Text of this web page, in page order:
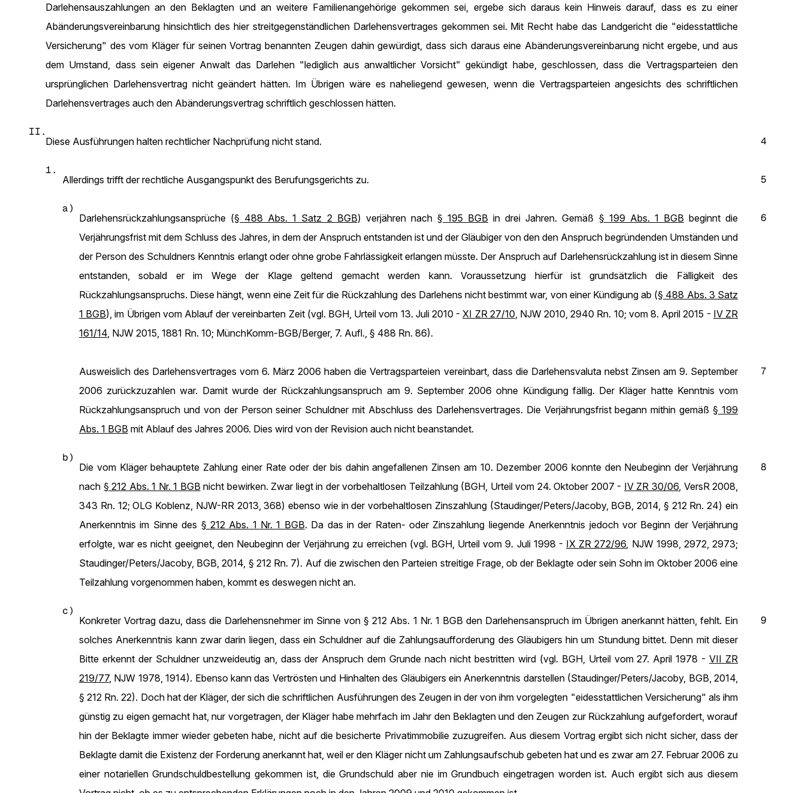
Darlehensauszahlungen an den Beklagten und an weitere Familienangehörige gekommen sei, ergebe sich daraus kein Hinweis darauf, dass es zu einer
Abänderungsvereinbarung hinsichtlich des hier streitgegenständlichen Darlehensvertrages gekommen sei. Mit Recht habe das Landgericht die "eidesstattliche
Versicherung" des vom Kläger für seinen Vortrag benannten Zeugen dahin gewürdigt, dass sich daraus eine Abänderungsvereinbarung nicht ergebe, und aus
dem Umstand, dass sein eigener Anwalt das Darlehen "lediglich aus anwaltlicher Vorsicht" gekündigt habe, geschlossen, dass die Vertragsparteien den
ursprünglichen Darlehensvertrag nicht geändert hätten. Im Übrigen wäre es naheliegend gewesen, wenn die Vertragsparteien angesichts des schriftlichen
Darlehensvertrages auch den Abänderungsvertrag schriftlich geschlossen hätten.
II.
4
Diese Ausführungen halten rechtlicher Nachprüfung nicht stand.
1.
5
Allerdings trifft der rechtliche Ausgangspunkt des Berufungsgerichts zu.
a)
6
Darlehensrückzahlungsansprüche (§ 488 Abs. 1 Satz 2 BGB) verjähren nach § 195 BGB in drei Jahren. Gemäß § 199 Abs. 1 BGB beginnt die
Verjährungsfrist mit dem Schluss des Jahres, in dem der Anspruch entstanden ist und der Gläubiger von den den Anspruch begründenden Umständen und
der Person des Schuldners Kenntnis erlangt oder ohne grobe Fahrlässigkeit erlangen müsste. Der Anspruch auf Darlehensrückzahlung ist in diesem Sinne
entstanden, sobald er im Wege der Klage geltend gemacht werden kann. Voraussetzung hierfür ist grundsätzlich die Fälligkeit des
Rückzahlungsanspruchs. Diese hängt, wenn eine Zeit für die Rückzahlung des Darlehens nicht bestimmt war, von einer Kündigung ab (§ 488 Abs. 3 Satz
1 BGB), im Übrigen vom Ablauf der vereinbarten Zeit (vgl. BGH, Urteil vom 13. Juli 2010 -XI ZR 27/10, NJW 2010, 2940 Rn. 10; vom 8. April 2015 - IV ZR
161/14, NJW 2015, 1881 Rn. 10; MünchKomm-BGB/Berger, 7. Aufl., § 488 Rn. 86).
7
Ausweislich des Darlehensvertrages vom 6. März 2006 haben die Vertragsparteien vereinbart, dass die Darlehensvaluta nebst Zinsen am 9. September
2006 zurückzuzahlen war. Damit wurde der Rückzahlungsanspruch am 9. September 2006 ohne Kündigung fällig. Der Kläger hatte Kenntnis vom
Rückzahlungsanspruch und von der Person seiner Schuldner mit Abschluss des Darlehensvertrages. Die Verjährungsfrist begann mithin gemäß§ 199
Abs. 1 BGB mit Ablauf des Jahres 2006. Dies wird von der Revision auch nicht beanstandet.
b)
8
Die vom Kläger behauptete Zahlung einer Rate oder der bis dahin angefallenen Zinsen am 10. Dezember 2006 konnte den Neubeginn der Verjährung
nach § 212 Abs. 1 Nr. 1 BGB nicht bewirken. Zwar liegt in der vorbehaltlosen Teilzahlung (BGH, Urteil vom 24. Oktober 2007 - IV ZR 30/06, VersR 2008,
343 Rn. 12; OLG Koblenz, NJW-RR 2013, 368) ebenso wie in der vorbehaltlosen Zinszahlung (Staudinger/Peters/Jacoby, BGB, 2014, § 212 Rn. 24) ein
Anerkenntnis im Sinne des § 212 Abs. 1 Nr. 1 BGB. Da das in der Raten- oder Zinszahlung liegende Anerkenntnis jedoch vor Beginn der Verjährung
erfolgte, war es nicht geeignet, den Neubeginn der Verjährung zu erreichen (vgl. BGH, Urteil vom 9. Juli 1998 - IX ZR 272/96, NJW 1998, 2972, 2973;
Staudinger/Peters/Jacoby, BGB, 2014, § 212 Rn. 7). Auf die zwischen den Parteien streitige Frage, ob der Beklagte oder sein Sohn im Oktober 2006 eine
Teilzahlung vorgenommen haben, kommt es deswegen nicht an.
c)
9
Konkreter Vortrag dazu, dass die Darlehensnehmer im Sinne von § 212 Abs. 1 Nr. 1 BGB den Darlehensanspruch im Übrigen anerkannt hätten, fehlt. Ein
solches Anerkenntnis kann zwar darin liegen, dass ein Schuldner auf die Zahlungsaufforderung des Gläubigers hin um Stundung bittet. Denn mit dieser
Bitte erkennt der Schuldner unzweideutig an, dass der Anspruch dem Grunde nach nicht bestritten wird (vgl. BGH, Urteil vom 27. April 1978 -VII ZR
219/77, NJW 1978, 1914). Ebenso kann das Vertrösten und Hinhalten des Gläubigers ein Anerkenntnis darstellen (Staudinger/Peters/Jacoby, BGB, 2014,
§ 212 Rn. 22). Doch hat der Kläger, der sich die schriftlichen Ausführungen des Zeugen in der von ihm vorgelegten "eidesstattlichen Versicherung" als ihm
günstig zu eigen gemacht hat, nur vorgetragen, der Kläger habe mehrfach im Jahr den Beklagten und den Zeugen zur Rückzahlung aufgefordert, worauf
hin der Beklagte immer wieder gebeten habe, nicht auf die besicherte Privatimmobilie zuzugreifen. Aus diesem Vortrag ergibt sich nicht sicher, dass der
Beklagte damit die Existenz der Forderung anerkannt hat, weil er den Kläger nicht um Zahlungsaufschub gebeten hat und es zwar am 27. Februar 2006 zu
einer notariellen Grundschuldbestellung gekommen ist, die Grundschuld aber nie im Grundbuch eingetragen worden ist. Auch ergibt sich aus diesem